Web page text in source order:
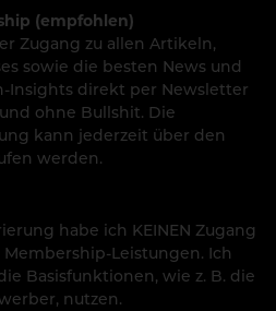
(empfohlen)
Zugang zu allen Artikeln,
sowie die besten News und
Insights direkt per Newsletter
ohne Bullshit. Die
kann jederzeit über den
werden.
habe ich KEINEN Zugang
Leistungen. Ich
Basisfunktionen, wie z. B. die
nutzen.